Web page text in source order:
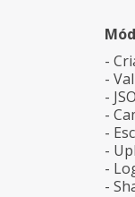
-
-
-
-
-
-
-
-